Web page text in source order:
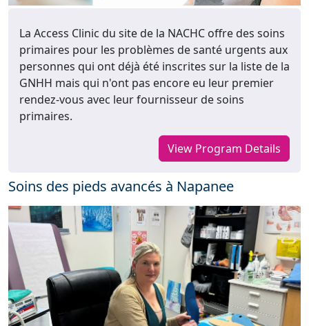
La Access Clinic du site de la NACHC offre des soins
primaires pour les problèmes de santé urgents aux
personnes qui ont déjà été inscrites sur la liste de la
GNHH mais qui n'ont pas encore eu leur premier
rendez-vous avec leur fournisseur de soins
primaires.
View Program Details
Soins des pieds avancés à Napanee